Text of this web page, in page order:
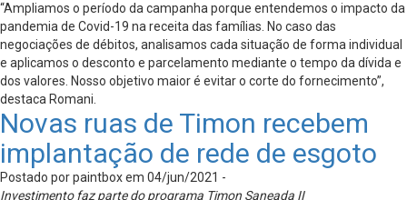
“Ampliamos o período da campanha porque entendemos o impacto da
pandemia de Covid-19 na receita das famílias. No caso das
negociações de débitos, analisamos cada situação de forma individual
e aplicamos o desconto e parcelamento mediante o tempo da dívida e
dos valores. Nosso objetivo maior é evitar o corte do fornecimento”,
destaca Romani.
Novas ruas de Timon recebem
implantação de rede de esgoto
Postado por paintbox em 04/jun/2021 -
Investimento faz parte do programa Timon Saneada II